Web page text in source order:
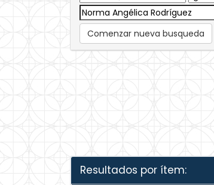
Comenzar nueva busqueda
Resultados por ítem: